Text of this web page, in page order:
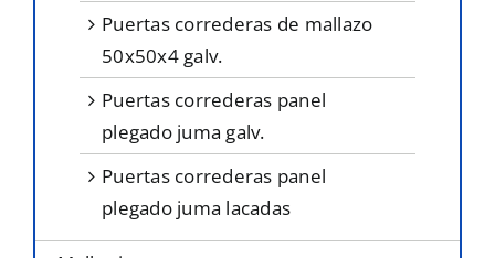
puertas correderas de mallazo
50x50x4 galv.
puertas correderas panel
plegado juma galv.
puertas correderas panel
plegado juma lacadas